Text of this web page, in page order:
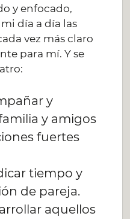
y enfocado,
día a día las
vez más claro
para mí. Y se
y
y amigos
fuertes
tiempo y
de pareja.
aquellos